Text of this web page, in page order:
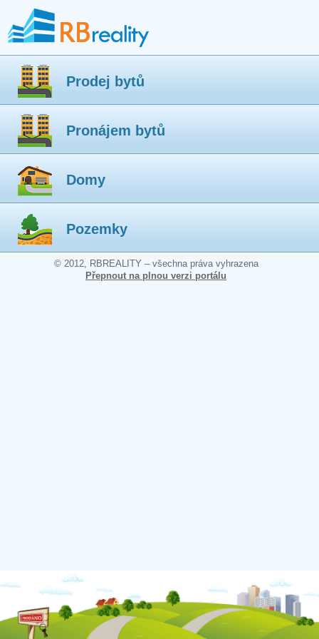
Prodej bytů
Pronájem bytů
Domy
Pozemky
© 2012, RBREALITY – všechna práva vyhrazena
Přepnout na plnou verzi portálu